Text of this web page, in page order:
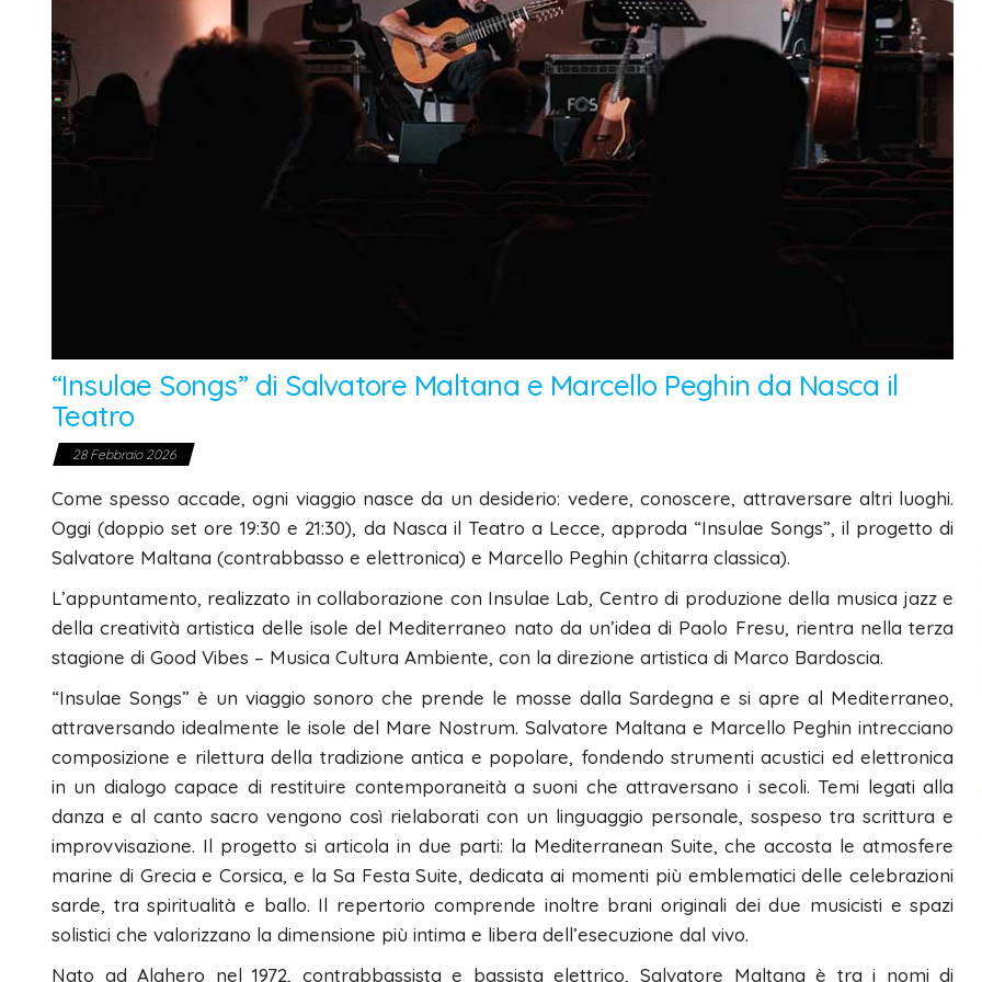
“Insulae Songs” di Salvatore Maltana e Marcello Peghin da Nasca il
Teatro
28 Febbraio 2026
Come spesso accade, ogni viaggio nasce da un desiderio: vedere, conoscere, attraversare altri luoghi.
Oggi (doppio set ore 19:30 e 21:30), da Nasca il Teatro a Lecce, approda “Insulae Songs”, il progetto di
Salvatore Maltana (contrabbasso e elettronica) e Marcello Peghin (chitarra classica).
L’appuntamento, realizzato in collaborazione con Insulae Lab, Centro di produzione della musica jazz e
della creatività artistica delle isole del Mediterraneo nato da un’idea di Paolo Fresu, rientra nella terza
stagione di Good Vibes – Musica Cultura Ambiente, con la direzione artistica di Marco Bardoscia.
“Insulae Songs” è un viaggio sonoro che prende le mosse dalla Sardegna e si apre al Mediterraneo,
attraversando idealmente le isole del Mare Nostrum. Salvatore Maltana e Marcello Peghin intrecciano
composizione e rilettura della tradizione antica e popolare, fondendo strumenti acustici ed elettronica
in un dialogo capace di restituire contemporaneità a suoni che attraversano i secoli. Temi legati alla
danza e al canto sacro vengono così rielaborati con un linguaggio personale, sospeso tra scrittura e
improvvisazione. Il progetto si articola in due parti: la Mediterranean Suite, che accosta le atmosfere
marine di Grecia e Corsica, e la Sa Festa Suite, dedicata ai momenti più emblematici delle celebrazioni
sarde, tra spiritualità e ballo. Il repertorio comprende inoltre brani originali dei due musicisti e spazi
solistici che valorizzano la dimensione più intima e libera dell’esecuzione dal vivo.
Nato ad Alghero nel 1972, contrabbassista e bassista elettrico, Salvatore Maltana è tra i nomi di